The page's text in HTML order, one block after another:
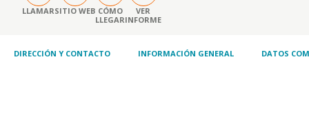
7021
LLAMARSITIO WEB CÓMO
LLEGAR
VER
INFORME
DIRECCIÓN Y CONTACTO INFORMACIÓN GENERAL DATOS